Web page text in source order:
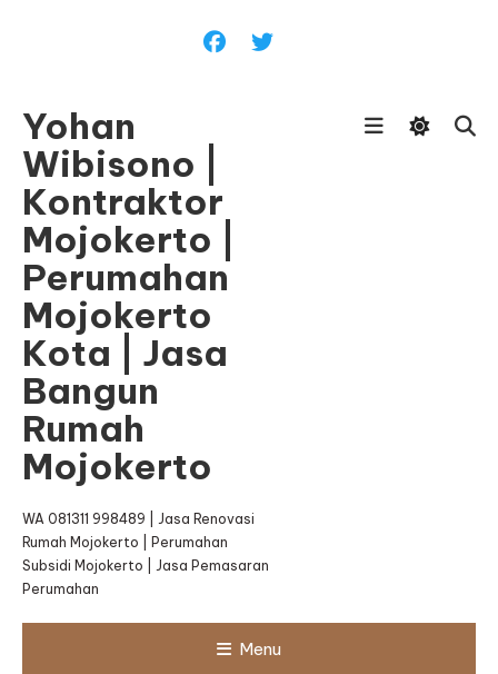
Yohan
Wibisono |
Kontraktor
Mojokerto |
Perumahan
Mojokerto
Kota | Jasa
Bangun
Rumah
Mojokerto
WA 081311 998489 | Jasa Renovasi
Rumah Mojokerto | Perumahan
Subsidi Mojokerto | Jasa Pemasaran
Perumahan
Menu